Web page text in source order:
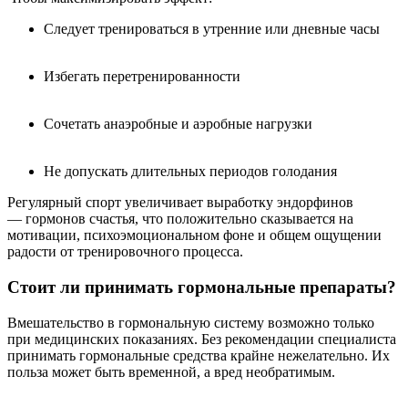
Следует тренироваться в утренние или дневные часы
Избегать перетренированности
Сочетать анаэробные и аэробные нагрузки
Не допускать длительных периодов голодания
Регулярный спорт увеличивает выработку эндорфинов
— гормонов счастья, что положительно сказывается на
мотивации, психоэмоциональном фоне и общем ощущении
радости от тренировочного процесса.
Стоит ли принимать гормональные препараты?
Вмешательство в гормональную систему возможно только
при медицинских показаниях. Без рекомендации специалиста
принимать гормональные средства крайне нежелательно. Их
польза может быть временной, а вред необратимым.